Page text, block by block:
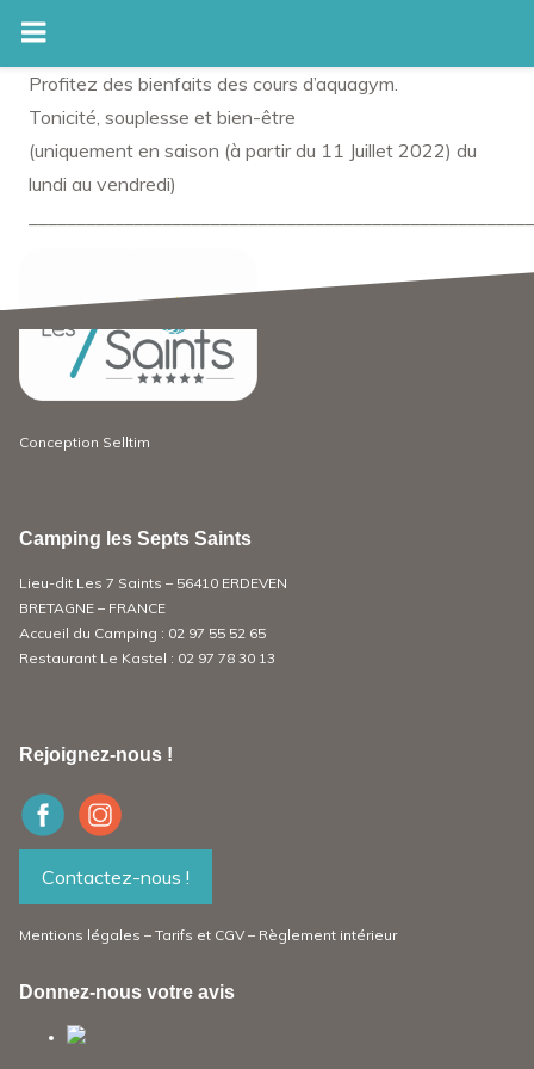
Skip
content
Profitez des bienfaits des cours d’aquagym.
Tonicité, souplesse et bien-être
(uniquement en saison (à partir du 11 Juillet 2022) du
lundi au vendredi)
Conception Selltim
Camping les Septs Saints
Lieu-dit Les 7 Saints – 56410 ERDEVEN
BRETAGNE – FRANCE
Accueil du Camping : 02 97 55 52 65
Restaurant Le Kastel : 02 97 78 30 13
Rejoignez-nous !
Contactez-nous !
Mentions légales – Tarifs et CGV – Règlement intérieur
Donnez-nous votre avis